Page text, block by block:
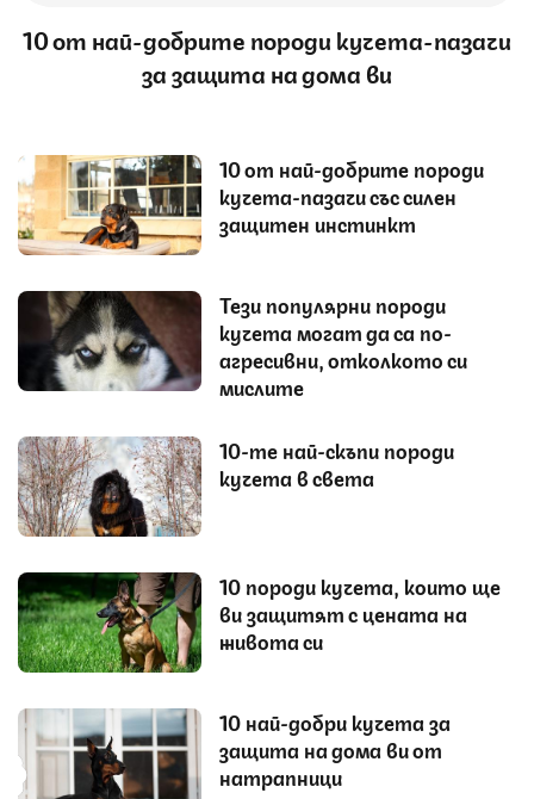
10 от най-добрите породи кучета-пазачи
за защита на дома ви
10 от най-добрите породи
кучета-пазачи със силен
защитен инстинкт
Тези популярни породи
кучета могат да са по-
агресивни, отколкото си
мислите
10-те най-скъпи породи
кучета в света
10 породи кучета, които ще
ви защитят с цената на
живота си
10 най-добри кучета за
защита на дома ви от
натрапници